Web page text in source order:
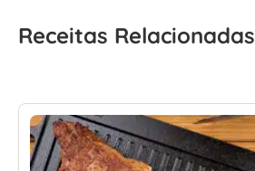
Receitas Relacionadas